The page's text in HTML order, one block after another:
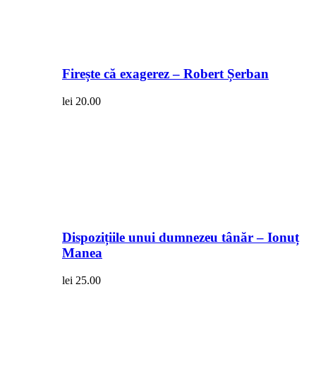
Firește că exagerez – Robert Șerban
lei 20.00
Dispozițiile unui dumnezeu tânăr – Ionuț
Manea
lei 25.00